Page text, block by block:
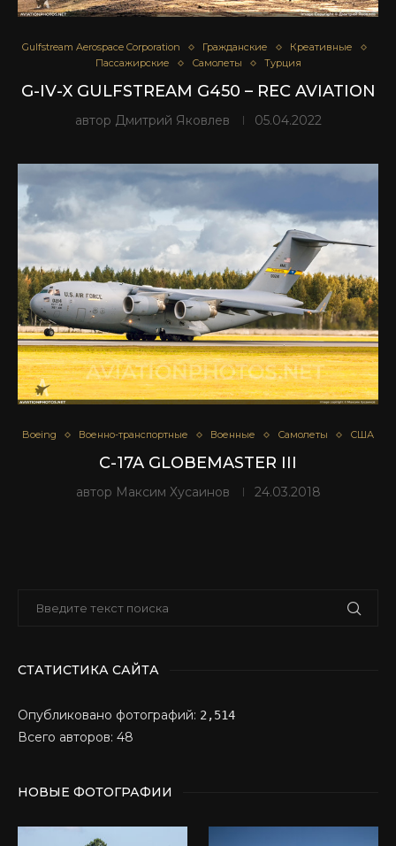
Gulfstream Aerospace Corporation Гражданские
Креативные
Пассажирские
Самолеты Турция
G-IV-X GULFSTREAM G450 – REC AVIATION
автор Дмитрий Яковлев 05.04.2022
Boeing Военно-транспортные Военные Самолеты США
C-17A GLOBEMASTER III
автор Максим Хусаинов 24.03.2018
СТАТИСТИКА САЙТА
Опубликовано фотографий: 2,514
Всего авторов: 48
НОВЫЕ ФОТОГРАФИИ